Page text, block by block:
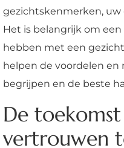
gezichtskenmerken, uw
Het is belangrijk om
hebben met een
helpen de voordelen en
begrijpen en de beste
De
vertrouwen